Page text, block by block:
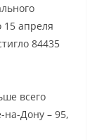
15 апреля
84435
всего
на-Дону – 95,